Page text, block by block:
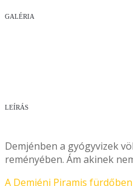
GALÉRIA
LEÍRÁS
Demjénben a gyógyvizek
reményében. Ám akinek
A Demjéni Piramis